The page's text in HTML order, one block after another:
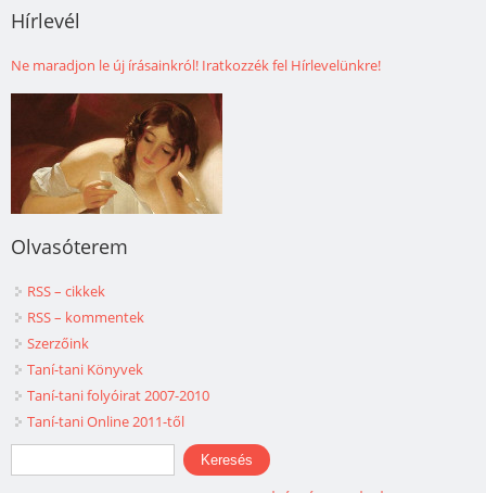
Hírlevél
Ne maradjon le új írásainkról! Iratkozzék fel Hírlevelünkre!
Olvasóterem
RSS – cikkek
RSS – kommentek
Szerzőink
Taní-tani Könyvek
Taní-tani folyóirat 2007-2010
Taní-tani Online 2011-től
Keresés űrlap
Keresés